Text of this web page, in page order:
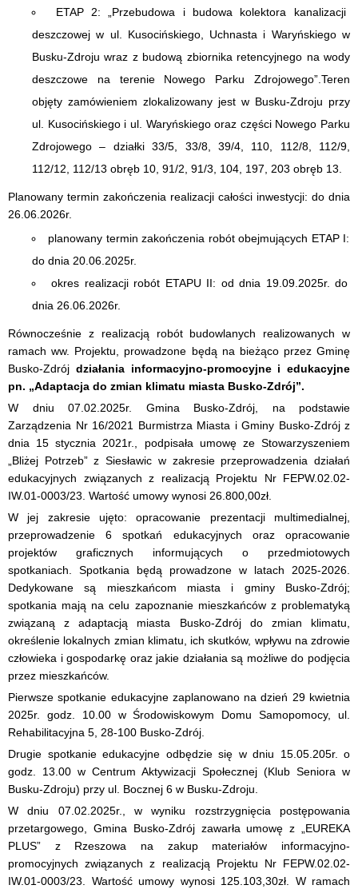
ETAP 2: „Przebudowa i budowa kolektora kanalizacji
deszczowej w ul. Kusocińskiego, Uchnasta i Waryńskiego w
Busku-Zdroju wraz z budową zbiornika retencyjnego na wody
deszczowe na terenie Nowego Parku Zdrojowego”.Teren
objęty zamówieniem zlokalizowany jest w Busku-Zdroju przy
ul. Kusocińskiego i ul. Waryńskiego oraz części Nowego Parku
Zdrojowego – działki 33/5, 33/8, 39/4, 110, 112/8, 112/9,
112/12, 112/13 obręb 10, 91/2, 91/3, 104, 197, 203 obręb 13.
Planowany termin zakończenia realizacji całości inwestycji: do dnia
26.06.2026r.
planowany termin zakończenia robót obejmujących ETAP I:
do dnia 20.06.2025r.
okres realizacji robót ETAPU II: od dnia 19.09.2025r. do
dnia 26.06.2026r.
Równocześnie z realizacją robót budowlanych realizowanych w
ramach ww. Projektu, prowadzone będą na bieżąco przez Gminę
Busko-Zdrój działania informacyjno-promocyjne i edukacyjne
pn. „Adaptacja do zmian klimatu miasta Busko-Zdrój”.
W dniu 07.02.2025r. Gmina Busko-Zdrój, na podstawie
Zarządzenia Nr 16/2021 Burmistrza Miasta i Gminy Busko-Zdrój z
dnia 15 stycznia 2021r., podpisała umowę ze Stowarzyszeniem
„Bliżej Potrzeb” z Siesławic w zakresie przeprowadzenia działań
edukacyjnych związanych z realizacją Projektu Nr FEPW.02.02-
IW.01-0003/23. Wartość umowy wynosi 26.800,00zł.
W jej zakresie ujęto: opracowanie prezentacji multimedialnej,
przeprowadzenie 6 spotkań edukacyjnych oraz opracowanie
projektów graficznych informujących o przedmiotowych
spotkaniach. Spotkania będą prowadzone w latach 2025-2026.
Dedykowane są mieszkańcom miasta i gminy Busko-Zdrój;
spotkania mają na celu zapoznanie mieszkańców z problematyką
związaną z adaptacją miasta Busko-Zdrój do zmian klimatu,
określenie lokalnych zmian klimatu, ich skutków, wpływu na zdrowie
człowieka i gospodarkę oraz jakie działania są możliwe do podjęcia
przez mieszkańców.
Pierwsze spotkanie edukacyjne zaplanowano na dzień 29 kwietnia
2025r. godz. 10.00 w Środowiskowym Domu Samopomocy, ul.
Rehabilitacyjna 5, 28-100 Busko-Zdrój.
Drugie spotkanie edukacyjne odbędzie się w dniu 15.05.205r. o
godz. 13.00 w Centrum Aktywizacji Społecznej (Klub Seniora w
Busku-Zdroju) przy ul. Bocznej 6 w Busku-Zdroju.
W dniu 07.02.2025r., w wyniku rozstrzygnięcia postępowania
przetargowego, Gmina Busko-Zdrój zawarła umowę z „EUREKA
PLUS” z Rzeszowa na zakup materiałów informacyjno-
promocyjnych związanych z realizacją Projektu Nr FEPW.02.02-
IW.01-0003/23. Wartość umowy wynosi 125.103,30zł. W ramach